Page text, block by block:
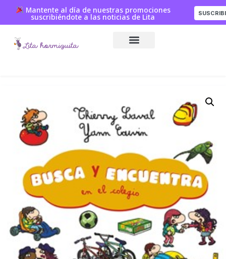
Mantente al día de nuestras promociones
suscribiéndote a las noticias de Lita